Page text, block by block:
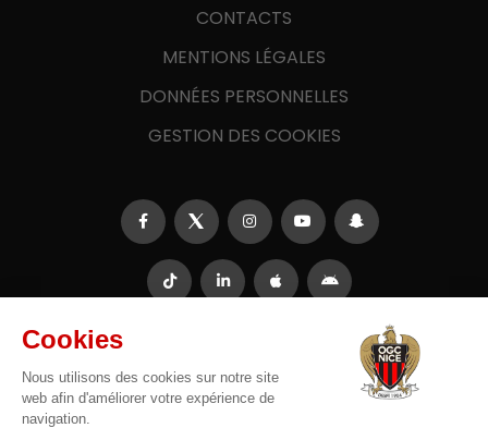
CONTACTS
MENTIONS LÉGALES
DONNÉES PERSONNELLES
GESTION DES COOKIES